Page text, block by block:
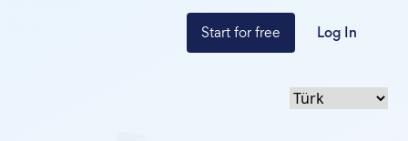
Start for free Log In